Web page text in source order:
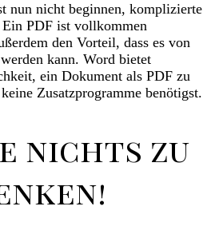
nun nicht beginnen, komplizierte
PDF ist vollkommen
den Vorteil, dass es von
kann. Word bietet
ein Dokument als PDF zu
Zusatzprogramme benötigst.
nichts zu